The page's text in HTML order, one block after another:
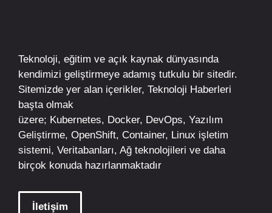
Teknoloji, eğitim ve açık kaynak dünyasında
kendimizi geliştirmeye adamış tutkulu bir sitedir.
Sitemizde yer alan içerikler, Teknoloji Haberleri
başta olmak
üzere; Kubernetes, Docker, DevOps, Yazılım
Geliştirme, OpenShift, Container, Linux işletim
sistemi, Veritabanları, Ağ teknolojileri ve daha
birçok konuda hazırlanmaktadır
İletişim